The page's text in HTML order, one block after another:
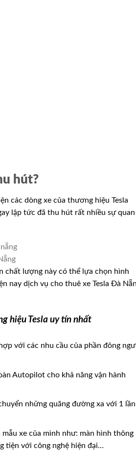
hút?
các dòng xe của thương hiệu Tesla
lập tức đã thu hút rất nhiều sự quan
chất lượng này có thể lựa chọn hình
nay dịch vụ cho thuê xe Tesla Đà
hiệu Tesla uy tín nhất
với các nhu cầu của phần đông
Autopilot cho khả năng vận hành
những quãng đường xa với 1 lần
xe của mình như: màn hình thông
tiện với công nghệ hiện đại…